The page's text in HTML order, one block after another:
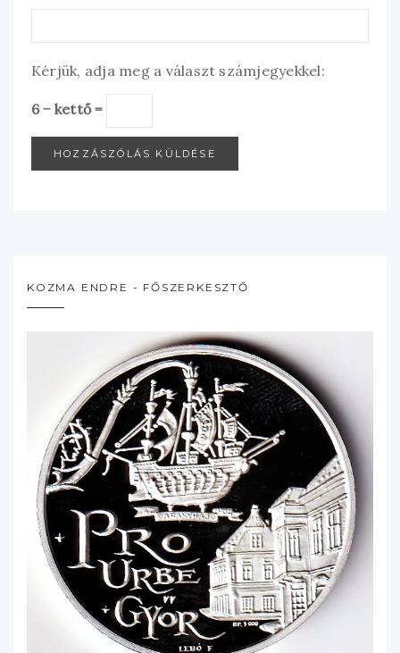
Kérjük, adja meg a választ számjegyekkel:
6 − kettő =
KOZMA ENDRE - FŐSZERKESZTŐ